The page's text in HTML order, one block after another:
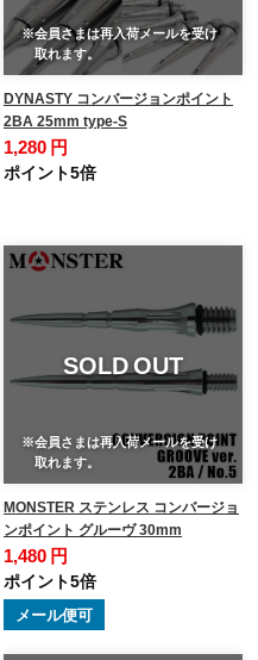
※会員さまは再入荷メールを受け
取れます。
DYNASTY コンバージョンポイント
2BA 25mm type-S
1,280 円
ポイント5倍
SOLD OUT
※会員さまは再入荷メールを受け
取れます。
MONSTER ステンレス コンバージョ
ンポイント グルーヴ 30mm
1,480 円
ポイント5倍
メール便可